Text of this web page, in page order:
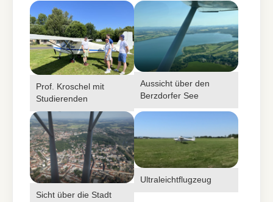
Show larger version for:
Prof. Kroschel mit
Studierenden
Show larger version for:
Aussicht über den
Berzdorfer See
Show larger version for:
Sicht über die Stadt
Show larger version for:
Ultraleichtflugzeug